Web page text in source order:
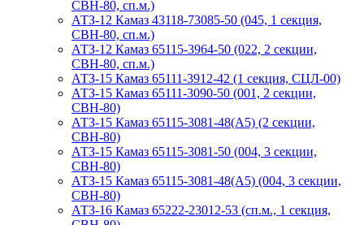
СВН-80, сп.м.)
АТЗ-12 Камаз 43118-73085-50 (045, 1 секция,
СВН-80, сп.м.)
АТЗ-12 Камаз 65115-3964-50 (022, 2 секции,
СВН-80, сп.м.)
АТЗ-15 Камаз 65111-3912-42 (1 секция, СЦЛ-00)
АТЗ-15 Камаз 65111-3090-50 (001, 2 секции,
СВН-80)
АТЗ-15 Камаз 65115-3081-48(А5) (2 секции,
СВН-80)
АТЗ-15 Камаз 65115-3081-50 (004, 3 секции,
СВН-80)
АТЗ-15 Камаз 65115-3081-48(А5) (004, 3 секции,
СВН-80)
АТЗ-16 Камаз 65222-23012-53 (сп.м., 1 секция,